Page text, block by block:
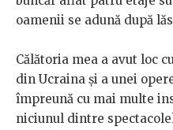
oamenii se adună după
Călătoria mea a avut loc
din Ucraina și a unei
împreună cu mai multe
niciunul dintre